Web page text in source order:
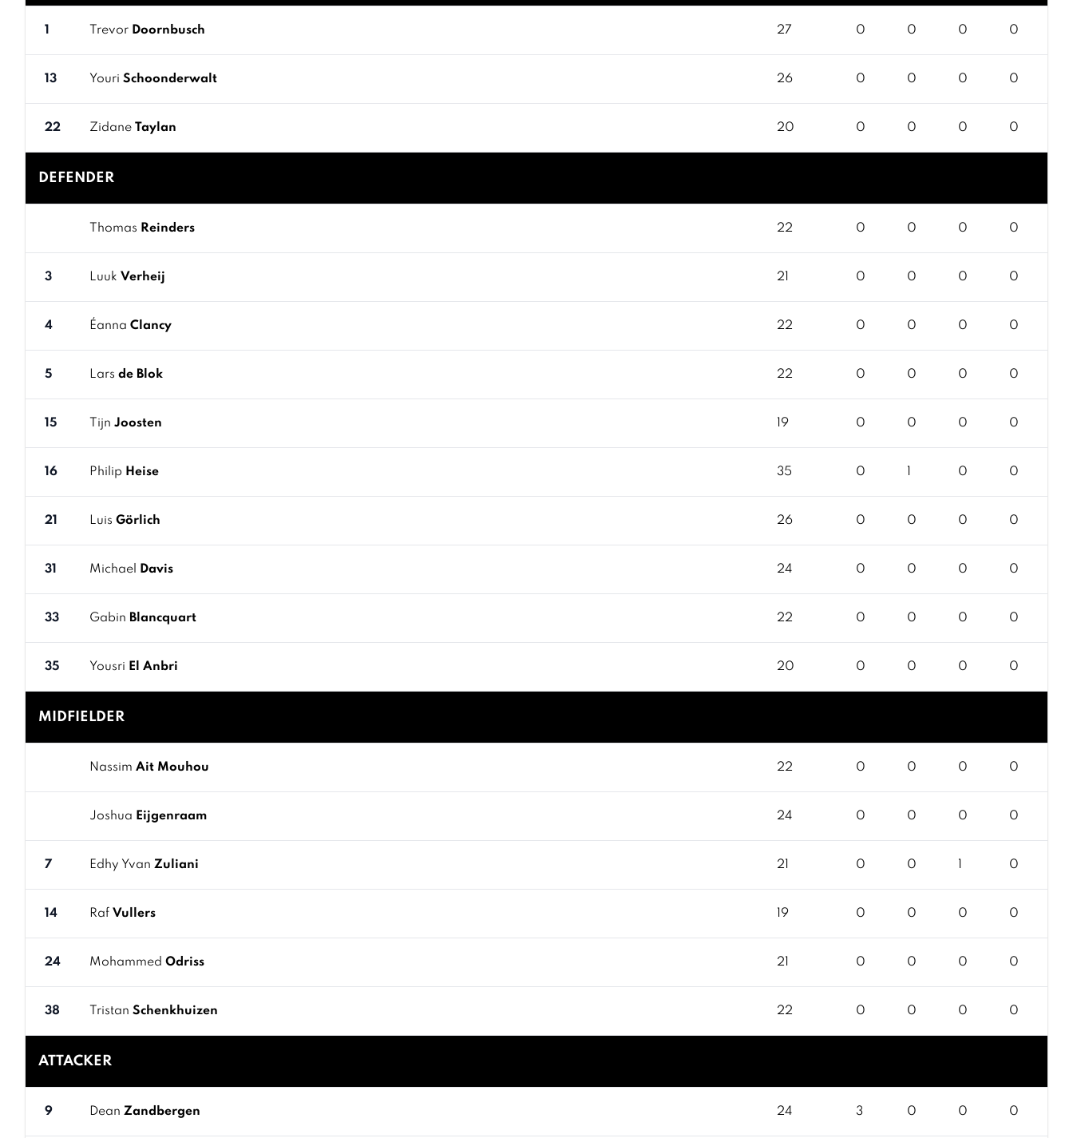
1 Trevor Doornbusch 27 0 0 0 0
13 Youri Schoonderwalt 26 0 0 0 0
22 Zidane Taylan 20 0 0 0 0
DEFENDER
Thomas Reinders 22 0 0 0 0
3 Luuk Verheij 21 0 0 0 0
4 Éanna Clancy 22 0 0 0 0
5 Lars de Blok 22 0 0 0 0
15 Tijn Joosten 19 0 0 0 0
16 Philip Heise 35 0 0 0
21 Luis Görlich 26 0 0 0 0
31 Michael Davis 24 0 0 0 0
33 Gabin Blancquart 22 0 0 0 0
35 Yousri El Anbri 20 0 0 0 0
MIDFIELDER
Nassim Ait Mouhou 22 0 0 0 0
Joshua Eijgenraam 24 0 0 0 0
7 Edhy Yvan Zuliani 21 0 0 0
14 Raf Vullers 19 0 0 0 0
24 Mohammed Odriss 21 0 0 0 0
38 Tristan Schenkhuizen 22 0 0 0 0
ATTACKER
9 Dean Zandbergen 24 3 0 0 0